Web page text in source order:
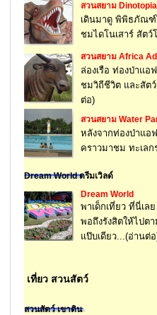
สวนสยาม
เดินมาดู พิพิธภัณฑ์
ชมไดโนเสาร์ สัต
สวนสยาม Africa
ล่องเรือ ท่องป่าแอ
ชมวิถีชีวิต และสัต
ต่อ)
สวนสยาม Water
หลังจากท่องป่าแอ
คราวมาชม ทะเล
Dream World ดรีมเวิลด์
Dream World
พาเด็กเที่ยว ที่นี่เล
พอถึงรังสิตให้ไปต
แป๊บเดียว...(อ่านต่
เที่ยว สวนสัตว์
สวนสัตว์ เขาดิน